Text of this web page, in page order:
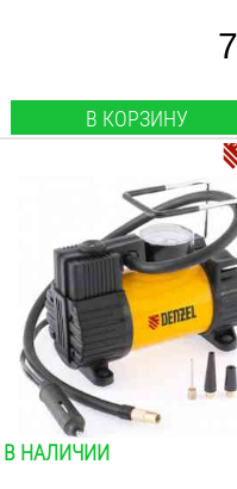
В КОРЗИНУ
В НАЛИЧИИ